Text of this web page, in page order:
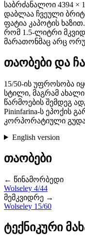
საბრძანალოი 4394 ×
დაბლაა ჩვეული
ფატია კაპოტის
რომ 1.5-ლიტრი
მარათონმაც არც
თაობები და
15/50-ის უფროსობა
სტილი, მაგრამ
წარმოების შემდეგ
Pininfarina-ს ეპოქის
კორპორატიული
English version
თაობები
← წინამორბედი
Wolseley 4/44
მემკვიდრე →
Wolseley 15/60
ტექნიკური